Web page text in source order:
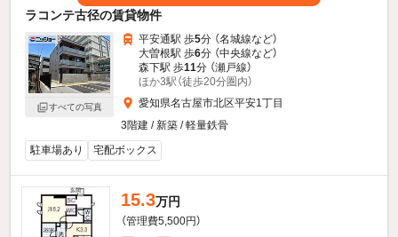
ラコンテ古径の賃貸物件
すべての写真
平安通駅 歩5分 （名城線など）
大曽根駅 歩6分 （中央線など）
森下駅 歩11分 （瀬戸線）
ほか3駅（徒歩20分圏内）
愛知県名古屋市北区平安1丁目
3階建 / 新築 / 軽量鉄骨
駐車場あり
宅配ボックス
15.3万円
（管理費5,500円）